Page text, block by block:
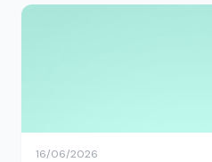
16/06/2026